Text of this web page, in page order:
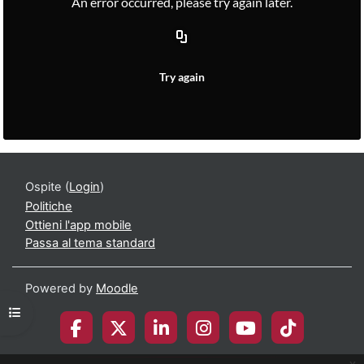
Apri indice del corso
Ospite (Login)
Politiche
Ottieni l'app mobile
Passa al tema standard
Powered by Moodle